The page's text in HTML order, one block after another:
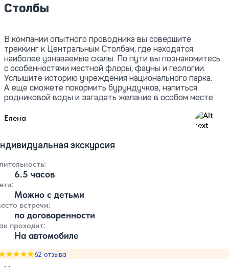
Столбы
В компании опытного проводника вы совершите
треккинг к Центральным Столбам, где находятся
наиболее узнаваемые скалы. По пути вы познакомитесь
с особенностями местной флоры, фауны и геологии.
Услышите историю учреждения национального парка.
А еще сможете покормить бурундучков, напиться
родниковой воды и загадать желание в особом месте.
Елена
4.98
экскурсия
6.5 часов
Можно с детьми
встречи:
по договоренности
проходит:
На автомобиле
количество звезд:
62 отзыва